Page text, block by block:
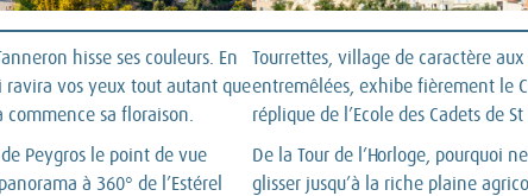
hisse ses couleurs. En
ravira vos yeux tout autant que
sa floraison.
Peygros le point de vue
à 360° de l’Estérel
Tourrettes, village de caractère
entremêlées, exhibe fièrement le
réplique de l’Ecole des Cadets de St
De la Tour de l’Horloge, pourquoi
glisser jusqu’à la riche plaine